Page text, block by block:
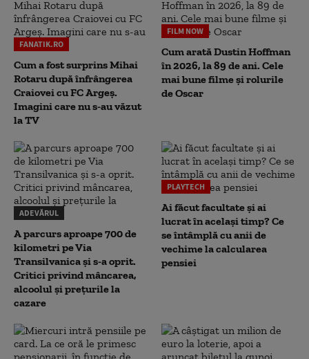
FANATIK.RO
Cum a fost surprins Mihai
Rotaru după înfrângerea
Craiovei cu FC Argeș.
Imagini care nu s-au văzut
la TV
FILM NOW
Cum arată Dustin Hoffman
în 2026, la 89 de ani. Cele
mai bune filme și rolurile
de Oscar
ADEVĂRUL
A parcurs aproape 700 de
kilometri pe Via
Transilvanica și s-a oprit.
Critici privind mâncarea,
alcoolul și prețurile la
cazare
PLAYTECH
Ai făcut facultate și ai
lucrat în același timp? Ce
se întâmplă cu anii de
vechime la calcularea
pensiei